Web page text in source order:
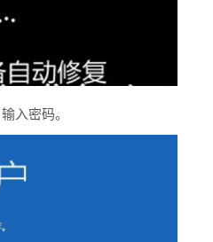
入密码。